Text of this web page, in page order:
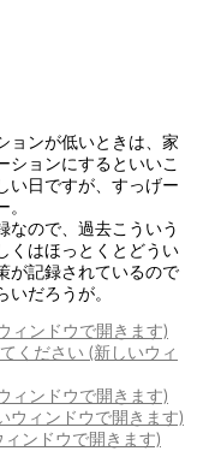
ョンが低いときは、家
ションにするといいこ
い日ですが、すっげー
。
なので、過去こういう
くはほっとくとどうい
が記録されているので
だろうが。
ィンドウで開きます)
ください (新しいウィ
ィンドウで開きます)
ウィンドウで開きます)
ンドウで開きます)